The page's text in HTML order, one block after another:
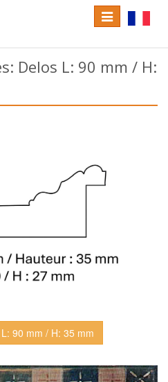
language
Toggle
navigation
Delos L: 90 mm / H:
90 mm / H: 35 mm